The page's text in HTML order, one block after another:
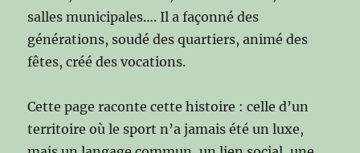
salles municipales…. Il a façonné des
générations, soudé des quartiers, animé des
fêtes, créé des vocations.
Cette page raconte cette histoire : celle d’un
territoire où le sport n’a jamais été un luxe,